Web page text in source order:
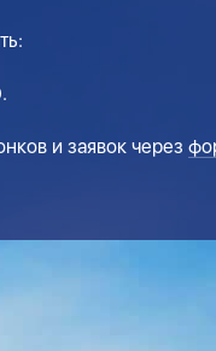
и заявок через